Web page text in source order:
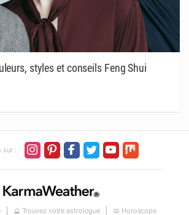
styles et conseils Feng Shui
sur :
🔮 Trouvez votre astrologue 📅 Horoscope